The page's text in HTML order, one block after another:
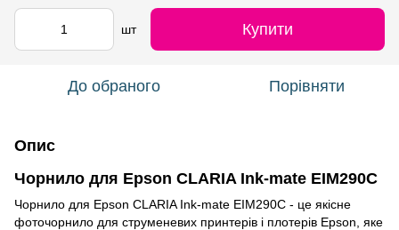
шт Купити
До обраного Порівняти
Опис
Чорнило для Epson CLARIA Ink-mate EIM290C
Чорнило для Epson CLARIA Ink-mate EIM290C - це якісне
фоточорнило для струменевих принтерів і плотерів Epson, яке